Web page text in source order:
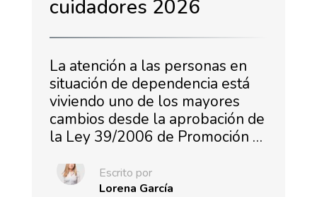
cuidadores 2026
La atención a las personas en
situación de dependencia está
viviendo uno de los mayores
cambios desde la aprobación de
la Ley 39/2006 de Promoción …
Escrito por
Lorena García